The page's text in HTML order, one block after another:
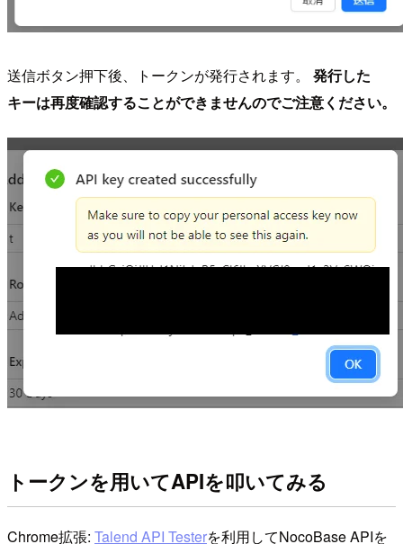
送信ボタン押下後、トークンが発行されます。 発行した
キーは再度確認することができませんのでご注意ください。
トークンを用いてAPIを叩いてみる
Chrome拡張: Talend API Testerを利用してNocoBase APIを